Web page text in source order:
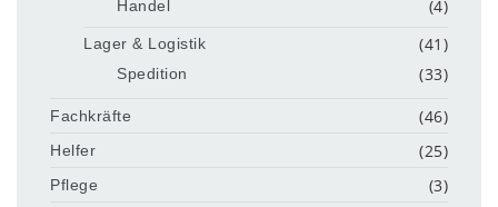
Handel (4)
Lager & Logistik (41)
Spedition (33)
Fachkräfte (46)
Helfer (25)
Pflege (3)